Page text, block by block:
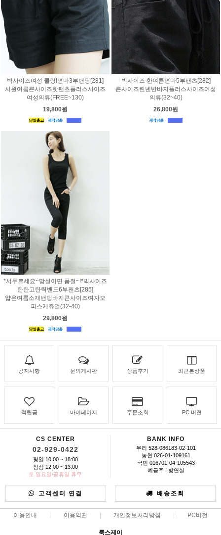
빅사이즈여성 쿨링!면마3부밴딩[281]
시원여름큰사이즈핫팬츠플러스사이즈
여성의류(FREE~130)
19,800원
빅사이즈 한여름면마5부팬츠[282]
큰사이즈린넨반바지플러스사이즈여성
의류(32~40)
26,800원
*서두르세요~망설이면 품절~!*빅사이즈
탄탄고탄력밴드6부팬츠[285]
얇은여름소재밴딩바지큰사이즈여자오
피스케쥬얼(32-40)
29,800원
공지사항 문의게시판 상품후기 최근본상품
적립금 마이페이지 주문조회 PC 버젼
CS CENTER
02-929-0422
평일 10:00 ~ 18:00
점심 12:00 ~ 13:00
토.일요일/공휴일 휴무
BANK INFO
우리 528-086183-02-101
농협 026-01-109161
국민 016701-04-105543
예금주 : 방연실
고객센터 연결 배송조회
이용안내 이용약관 개인정보처리방침 PC버전
룩스제이